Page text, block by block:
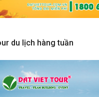
du lịch hàng tuần